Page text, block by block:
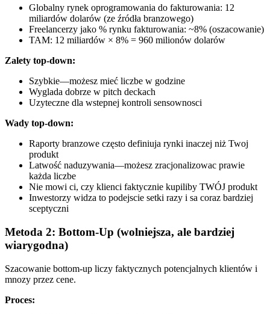
Globalny rynek oprogramowania do fakturowania: 12
miliardów dolarów (ze źródła branzowego)
Freelancerzy jako % rynku fakturowania: ~8% (oszacowanie)
TAM: 12 miliardów × 8% = 960 milionów dolarów
Zalety top-down:
Szybkie—możesz mieć liczbe w godzine
Wyglada dobrze w pitch deckach
Uzyteczne dla wstepnej kontroli sensownosci
Wady top-down:
Raporty branzowe często definiuja rynki inaczej niż Twoj
produkt
Latwość naduzywania—możesz zracjonalizowac prawie
każda liczbe
Nie mowi ci, czy klienci faktycznie kupiliby TWÓJ produkt
Inwestorzy widza to podejscie setki razy i sa coraz bardziej
sceptyczni
Metoda 2: Bottom-Up (wolniejsza, ale bardziej
wiarygodna)
Szacowanie bottom-up liczy faktycznych potencjalnych klientów i
mnozy przez cene.
Proces: